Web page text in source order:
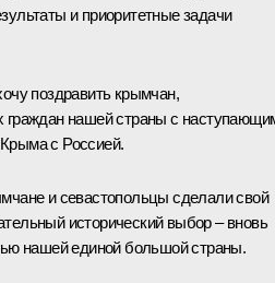
и приоритетные задачи
поздравить крымчан,
граждан нашей страны с
с Россией.
и севастопольцы сделали свой
исторический выбор – вновь
нашей единой большой страны.